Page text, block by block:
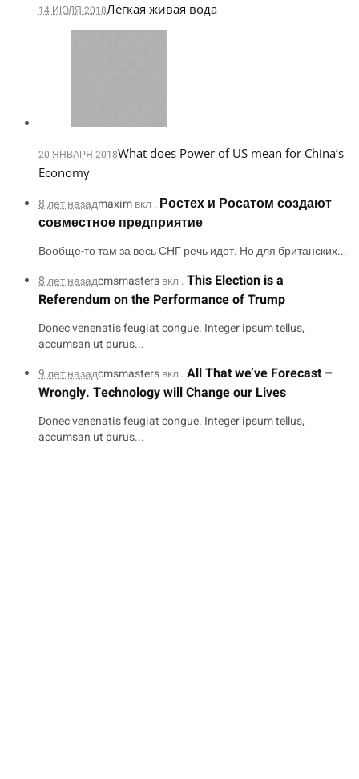
14 ИЮЛЯ 2018Легкая живая вода
20 ЯНВАРЯ 2018What does Power of US mean for China’s
Economy
8 лет назадmaximвкл . Ростех и Росатом создают
совместное предприятие
Вообще-то там за весь СНГ речь идет. Но для британских...
8 лет назадcmsmastersвкл .This Election is a
Referendum on the Performance of Trump
Donec venenatis feugiat congue. Integer ipsum tellus,
accumsan ut purus...
9 лет назадcmsmastersвкл .All That we’ve Forecast –
Wrongly. Technology will Change our Lives
Donec venenatis feugiat congue. Integer ipsum tellus,
accumsan ut purus...